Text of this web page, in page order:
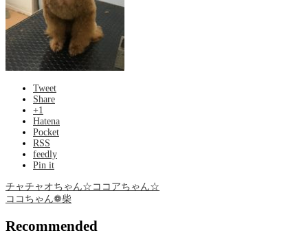
Tweet
Share
+1
Hatena
Pocket
RSS
feedly
Pin it
チャチャオちゃん☆ココアちゃん☆
ココちゃん❁ 柴
Recommended